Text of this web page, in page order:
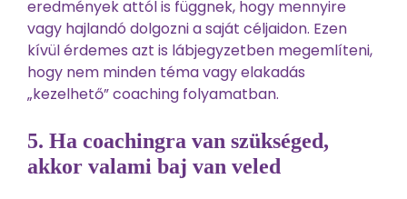
eredmények attól is függnek, hogy mennyire
vagy hajlandó dolgozni a saját céljaidon. Ezen
kívül érdemes azt is lábjegyzetben megemlíteni,
hogy nem minden téma vagy elakadás
„kezelhető” coaching folyamatban.
5. Ha coachingra van szükséged,
akkor valami baj van veled